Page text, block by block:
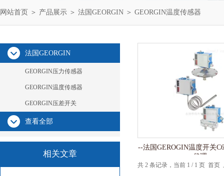
网站首页 ＞ 产品展示 ＞ 法国GEORGIN ＞ GEORGIN温度传感器
法国GEORGIN
GEORGIN压力传感器
GEORGIN温度传感器
GEORGIN压差开关
查看全部
相关文章
--法国GEROGIN温度开关
代理
共 2 条记录，当前 1 / 1 页 首